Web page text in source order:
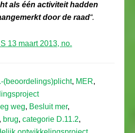
als één activiteit hadden
door de raad“.
13 maart 2013, no.
(beoordelings)plicht, MER,
weg, Besluit mer,
, brug,categorie D.11.2,